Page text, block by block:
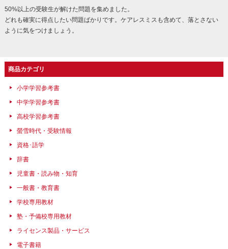
50%以上の受験生が解けた問題を集めました。
どれも確実に得点したい問題ばかりです。ケアレスミスも含めて、落とさない
ように気をつけましょう。
商品カテゴリ
小学学習参考書
中学学習参考書
高校学習参考書
螢雪時代・受験情報
資格･語学
辞書
児童書・読み物・知育
一般書・教育書
学校専用教材
塾・予備校専用教材
ライセンス製品・サービス
電子書籍